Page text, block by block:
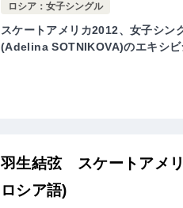
ロシア：女子シングル
スケートアメリカ2012、女子シン
(Adelina SOTNIKOVA)のエキシビ
羽生結弦 スケートアメ
ロシア語)